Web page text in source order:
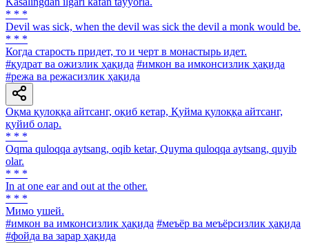
* * *
Devil was sick, when the devil was sick the devil a monk would be.
* * *
Когда старость придет, то и черт в монастырь идет.
#қудрат ва ожизлик ҳақида #имкон ва имконсизлик ҳақида
#режа ва режасизлик ҳақида
Оқма қулоққа айтсанг, оқиб кетар, Қуйма қулоққа айтсанг,
қуйиб олар.
* * *
Oqma quloqqa aytsang, oqib ketar, Quyma quloqqa aytsang, quyib
olar.
* * *
In at one ear and out at the other.
* * *
Мимо ушей.
#имкон ва имконсизлик ҳақида #меъёр ва меъёрсизлик ҳақида
#фойда ва зарар ҳақида